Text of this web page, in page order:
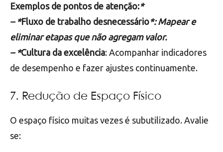
Exemplos de pontos de atenção:*
– *Fluxo de trabalho desnecessário*: Mapear e
eliminar etapas que não agregam valor.
– *Cultura da excelência: Acompanhar indicadores
de desempenho e fazer ajustes continuamente.
7. Redução de Espaço Físico
O espaço físico muitas vezes é subutilizado. Avalie
se: